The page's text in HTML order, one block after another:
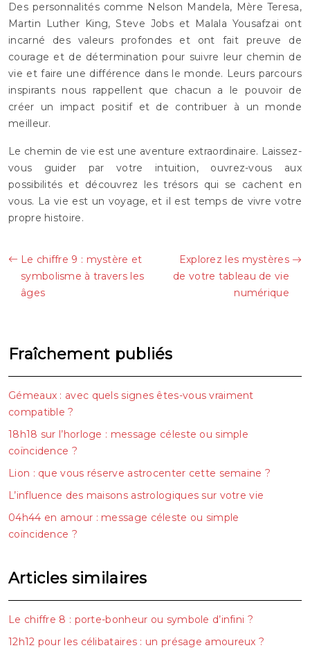
Des personnalités comme Nelson Mandela, Mère Teresa,
Martin Luther King, Steve Jobs et Malala Yousafzai ont
incarné des valeurs profondes et ont fait preuve de
courage et de détermination pour suivre leur chemin de
vie et faire une différence dans le monde. Leurs parcours
inspirants nous rappellent que chacun a le pouvoir de
créer un impact positif et de contribuer à un monde
meilleur.
Le chemin de vie est une aventure extraordinaire. Laissez-
vous guider par votre intuition, ouvrez-vous aux
possibilités et découvrez les trésors qui se cachent en
vous. La vie est un voyage, et il est temps de vivre votre
propre histoire.
Le chiffre 9 : mystère et
symbolisme à travers les
âges
Explorez les mystères
de votre tableau de vie
numérique
Fraîchement publiés
Gémeaux : avec quels signes êtes-vous vraiment
compatible ?
18h18 sur l’horloge : message céleste ou simple
coïncidence ?
Lion : que vous réserve astrocenter cette semaine ?
L’influence des maisons astrologiques sur votre vie
04h44 en amour : message céleste ou simple
coïncidence ?
Articles similaires
Le chiffre 8 : porte-bonheur ou symbole d’infini ?
12h12 pour les célibataires : un présage amoureux ?